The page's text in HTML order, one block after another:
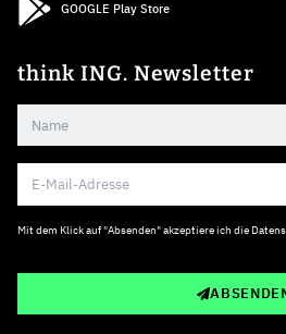
GOOGLE Play Store
think ING. Newsletter
Mit dem Klick auf "Absenden" akzeptiere ich die